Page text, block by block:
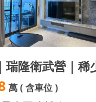
萬( 含車位 )